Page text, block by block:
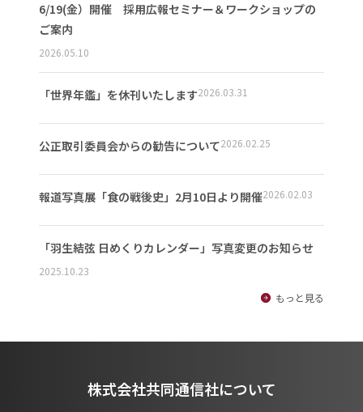
6/19(金）開催 採用広報セミナー＆ワークショップの
ご案内
2026.05.10
「世界年鑑」を休刊いたします2026.03.31
公正取引委員会からの勧告について2026.02.25
報道写真展「食の戦後史」2月10日より開催2026.02.03
「羽生結弦 日めくりカレンダー」写真変更のお知らせ
2025.10.23
もっと見る
株式会社共同通信社について